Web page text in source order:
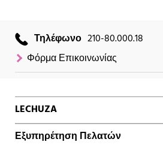
Τηλέφωνο 210-80.000.18
Φόρμα Επικοινωνίας
LECHUZA
Εξυπηρέτηση Πελατών